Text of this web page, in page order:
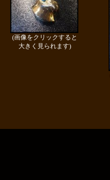
(画像をクリックすると
大きく見られます)